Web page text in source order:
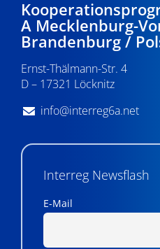
A Mecklenburg-
Brandenburg /
Ernst-Thälmann-Str. 4
D – 17321 Löcknitz
info@interreg6a.net
Interreg Newsflash
E-Mail